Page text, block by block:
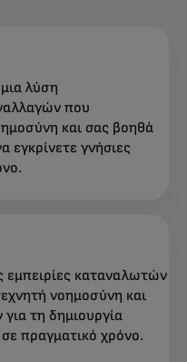
λύση
που
και σας βοηθά
εγκρίνετε γνήσιες
εμπειρίες καταναλωτών
νοημοσύνη και
τη δημιουργία
πραγματικό χρόνο.